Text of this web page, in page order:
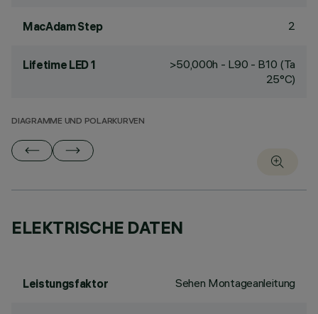
MacAdam Step 2
Lifetime LED 1
>50,000h - L90 - B10 (Ta
25°C)
DIAGRAMME UND POLARKURVEN
ELEKTRISCHE DATEN
Leistungsfaktor Sehen Montageanleitung